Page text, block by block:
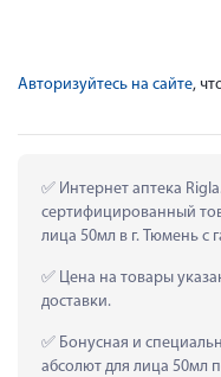
Авторизуйтесь на сайте,
Интернет аптека
сертифицированный
лица 50мл в г. Тюмень с
Цена на товары
доставки.
Бонусная и
абсолют для лица 50мл